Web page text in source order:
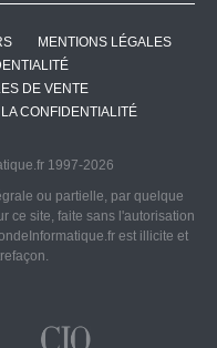
MENTIONS LÉGALES
DE VENTE
CONFIDENTIALITÉ
1997-2026
ou partielle, par quelque
ce site, faite sans l'autorisation
est illicite et